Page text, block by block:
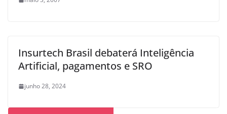
Insurtech Brasil debaterá Inteligência
Artificial, pagamentos e SRO
junho 28, 2024